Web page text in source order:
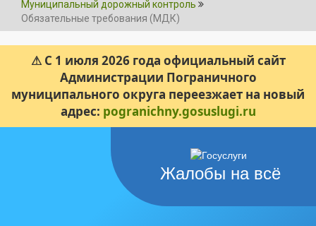
Муниципальный дорожный контроль
Обязательные требования (МДК)
⚠ С 1 июля 2026 года официальный сайт
Администрации Пограничного
муниципального округа переезжает на новый
адрес: pogranichny.gosuslugi.ru
Жалобы на всё